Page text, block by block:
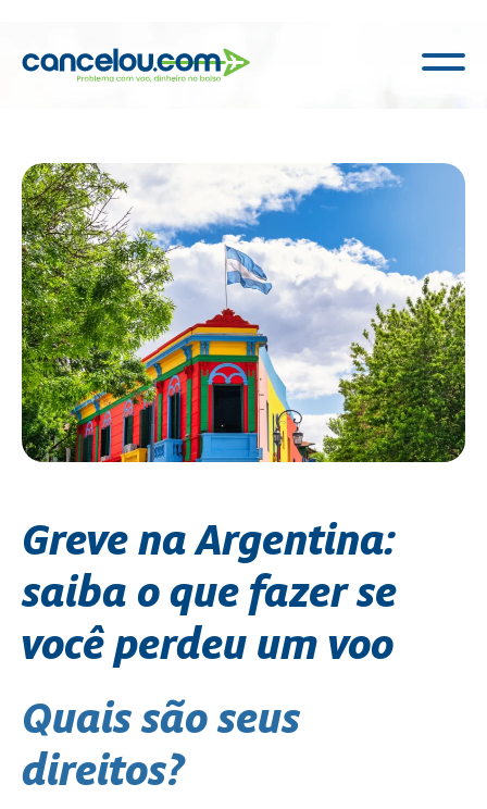
Greve na Argentina:
saiba o que fazer se
você perdeu um voo
Quais são seus
direitos?